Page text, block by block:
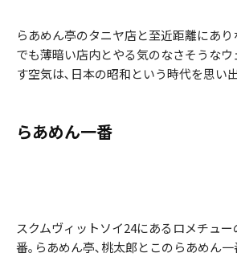
らあめん亭のタニヤ店と至近距離にあ
でも薄暗い店内とやる気のなさそうな
す空気は､日本の昭和という時代を思い
らあめん一番
スクムヴィットソイ24にあるロメチュ
番｡らあめん亭､桃太郎とこのらあめん